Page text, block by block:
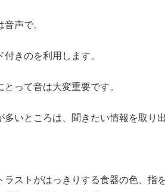
声で。
きのを利用します。
とって音は大変重要です。
多いところは、聞きたい情報を取り
ラストがはっきりする食器の色、指